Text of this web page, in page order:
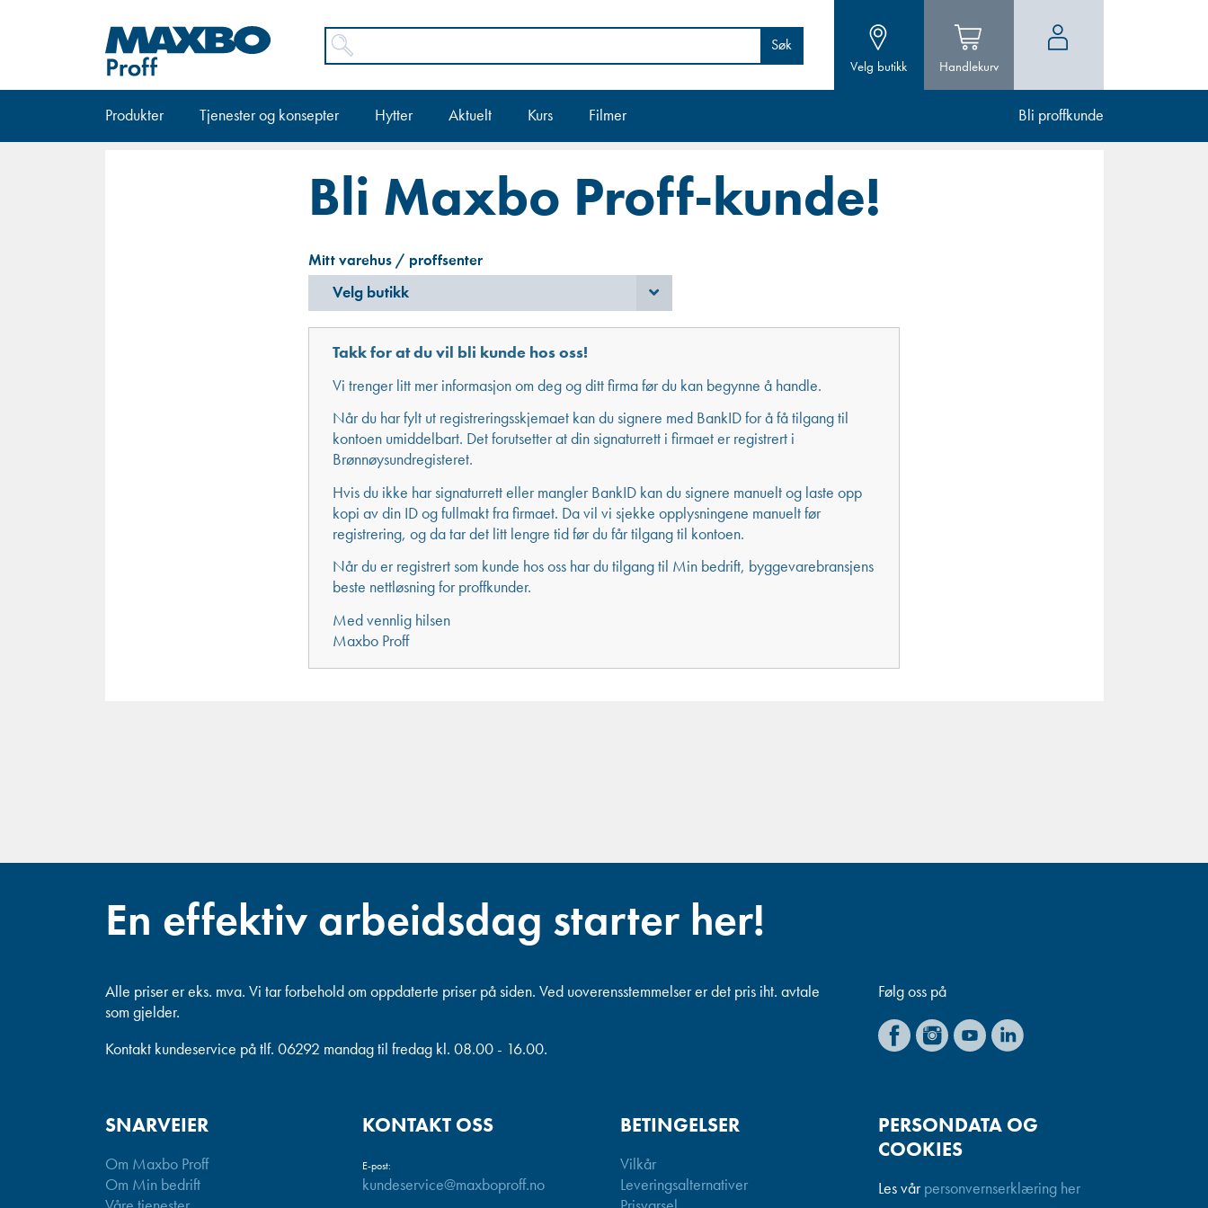
Søk
Velg butikk Handlekurv
Produkter Tjenester og konsepter Hytter Aktuelt Kurs Filmer Bli proffkunde
Bli Maxbo Proff-kunde!
Mitt varehus / proffsenter
Velg butikk
Takk for at du vil bli kunde hos oss!
Vi trenger litt mer informasjon om deg og ditt firma før du kan begynne å handle.
Når du har fylt ut registreringsskjemaet kan du signere med BankID for å få tilgang til
kontoen umiddelbart. Det forutsetter at din signaturrett i firmaet er registrert i
Brønnøysundregisteret.
Hvis du ikke har signaturrett eller mangler BankID kan du signere manuelt og laste opp
kopi av din ID og fullmakt fra firmaet. Da vil vi sjekke opplysningene manuelt før
registrering, og da tar det litt lengre tid før du får tilgang til kontoen.
Når du er registrert som kunde hos oss har du tilgang til Min bedrift, byggevarebransjens
beste nettløsning for proffkunder.
Med vennlig hilsen
Maxbo Proff
En effektiv arbeidsdag starter her!
Alle priser er eks. mva. Vi tar forbehold om oppdaterte priser på siden. Ved uoverensstemmelser er det pris iht. avtale
som gjelder.
Kontakt kundeservice på tlf. 06292 mandag til fredag kl. 08.00 - 16.00.
Følg oss på
SNARVEIER
Om Maxbo Proff
Om Min bedrift
KONTAKT OSS
E-post:
kundeservice@maxboproff.no
BETINGELSER
Vilkår
Leveringsalternativer
PERSONDATA OG
COOKIES
Les vår personvernserklæring her